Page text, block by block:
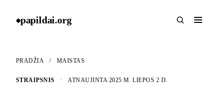
◆papildai.org
PRADŽIA / MAISTAS
STRAIPSNIS · ATNAUJINTA 2025 M. LIEPOS 2 D.